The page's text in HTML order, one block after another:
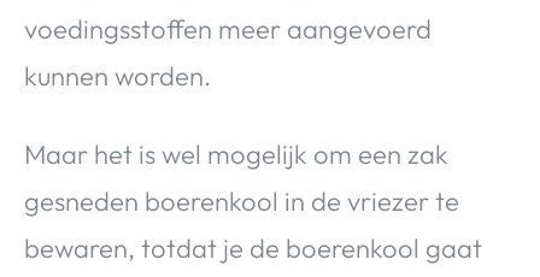
voedingsstoffen meer aangevoerd
kunnen worden.
Maar het is wel mogelijk om een zak
gesneden boerenkool in de vriezer te
bewaren, totdat je de boerenkool gaat